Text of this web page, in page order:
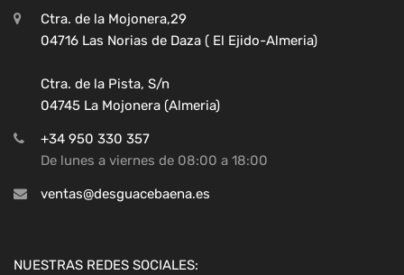
Ctra. de la Mojonera,29
04716 Las Norias de Daza ( El Ejido-Almeria)
Ctra. de la Pista, S/n
04745 La Mojonera (Almeria)
+34 950 330 357
De lunes a viernes de 08:00 a 18:00
ventas@desguacebaena.es
NUESTRAS REDES SOCIALES: